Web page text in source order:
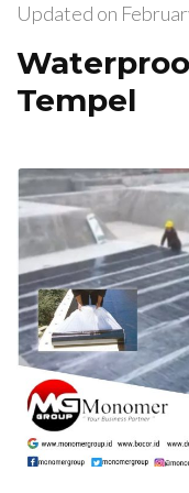
Updated on
Tempel